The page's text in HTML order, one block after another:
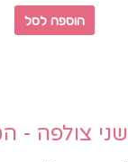
הוספה לסל
שני צולפה -